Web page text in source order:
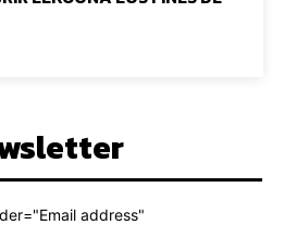
address"